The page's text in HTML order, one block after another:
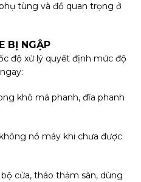
tùng và đồ quan trọng ở
BỊ NGẬP
độ xử lý quyết định mức độ
khô má phanh, đĩa phanh
nổ máy khi chưa được
cửa, tháo thảm sàn, dùng